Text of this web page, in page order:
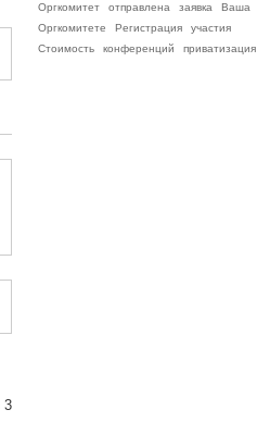
3
Оргкомитет
отправлена заявка
Ваша
Оргкомитете
Регистрация
участия
Стоимость
конференций приватизация